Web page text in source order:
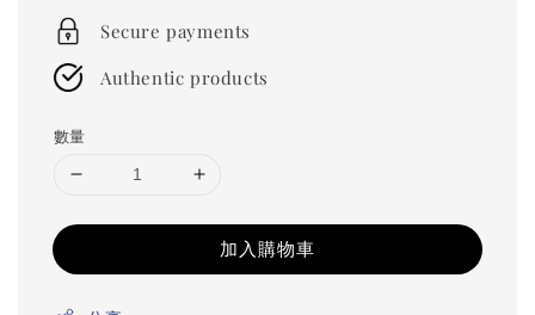
Secure payments
Authentic products
數量
加入購物車